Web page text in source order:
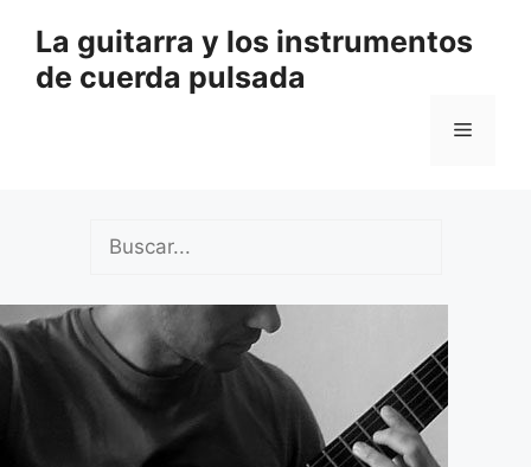
contenido
La guitarra y los instrumentos
de cuerda pulsada
Menú